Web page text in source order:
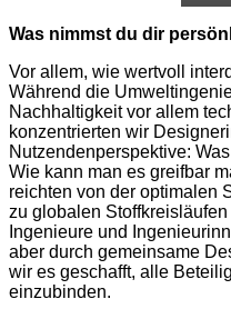
Was nimmst du dir
Vor allem, wie wertvoll
Während die
Nachhaltigkeit vor allem
konzentrierten wir
Nutzendenperspektive:
Wie kann man es greifbar
reichten von der optimalen
zu globalen
Ingenieure und
aber durch gemeinsame
wir es geschafft, alle
einzubinden.